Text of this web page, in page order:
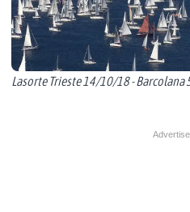
Lasorte Trieste 14/10/18 - Barcolana